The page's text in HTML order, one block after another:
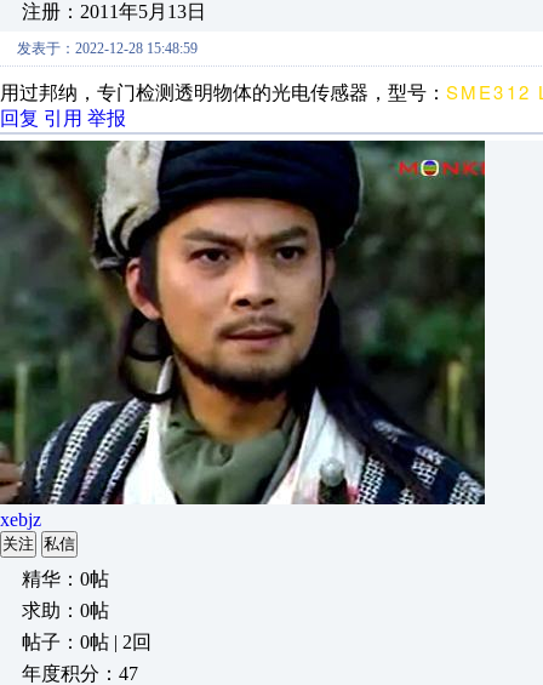
注册：2011年5月13日
发表于：2022-12-28 15:48:59
用过邦纳，专门检测透明物体的光电传感器，型号： SME312
回复 引用 举报
xebjz
关注 私信
精华：0帖
求助：0帖
帖子：0帖 | 2回
年度积分：47